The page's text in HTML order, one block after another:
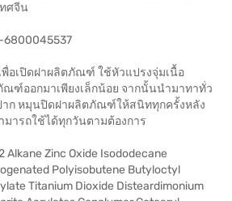
ศจีน
6800045537
อเปิดฝาผลิตภัณฑ์ ใช้หัวแปรงจุ่มเนื้อ
ณฑ์ออกมาเพียงเล็กน้อย จากนั้นนำมาทาทั่ว
าก หมุนปิดฝาผลิตภัณฑ์ให้สนิททุกครั้งหลัง
มารถใช้ได้ทุกวันตามต้องการ
Alkane Zinc Oxide Isododecane
Polyisobutene Butyloctyl
Titanium Dioxide Disteardimonium